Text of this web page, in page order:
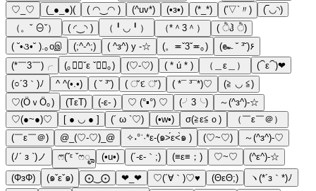
♡_♡
(_●_●)( ( ◠‿◠ ) (^uv*) (•з•) (*_*) (′▽`〃)
(‾◡◝)
（。ˇ ⊖ˇ）
( ◜‿◝ ) （╹◡╹） （*＾3＾）
( ੈჰ ੈ)
( ˘•૩•˘ ).｡oஇ
(;^-^;) ( ^з^) y -☆ (。≖ˇ3ˇ≖｡)
(๛ ˘ ³˘)۶
(*￣3￣)╭
(｡◕ฺˇε ˇ◕ฺ｡) (♡-♡) ( * ú * ) （＿ε＿）
(⁀ε⁀)❤
(○´3｀)ﾉ
^ ^(•.•) ( ˘ ³˘) ( ് દ ് ) ( *¯ ³¯*)♡
(≧ ◡ ≦)
♡(ӦｖӦ｡)
(TεT) (-ε- ) ♡ (°▪°) ♡ (╯3╰)
～(^з^)-☆
♡(●~●)♡
[ ● ◡ ● ] (´ ω `♡) (•w•) σ(≧ε≦ｏ)
（￣ε￣＠）
(￣ε￣＠)
@_(♡-♡)_@ ✧˖°ˈ·*ε-(๑˃́ε˂̀๑ ) (♡~♡)
～(^з^)-♡
(ﾉ´ з `)ノ
ෆ⃛(ˇᵋ ˇෆೄ (•u•) (´-ε-｀;) (≡ε≡；) ♡~♡
(^ε^)-☆
(ΦзΦ)
(๑ˇεˇ๑) ⨀‿⨀ ❤_❤ ♡(´∀｀)♡♥ (ΘεΘ;)
ヽ(*´з｀*)ﾉ